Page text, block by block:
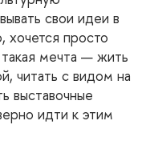
свои идеи в
хочется просто
мечта — жить
читать с видом на
выставочные
идти к этим